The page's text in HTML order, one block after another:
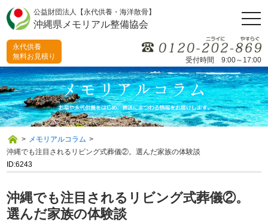
公益財団法人【永代供養・海洋散骨】
沖縄県メモリアル整備協会
受付時間 9:00～17:00
永代供養
無料お見積り
> メモリアルコラム >
沖縄でも注目されるリビング式葬儀②。選んだ家族の体験談
ID:6243
沖縄でも注目されるリビング式葬儀②。
選んだ家族の体験談